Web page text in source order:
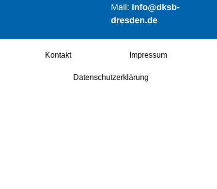
Mail: info@dksb-
dresden.de
Kontakt Impressum
Datenschutzerklärung